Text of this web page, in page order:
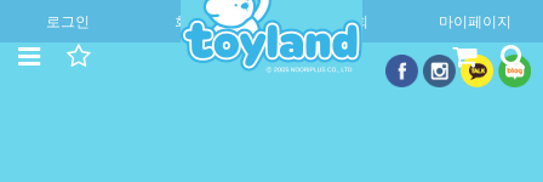
로그인 회원가입 주문조회 마이페이지